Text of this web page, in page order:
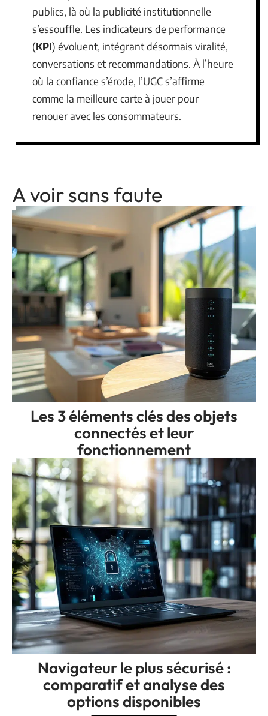
publics, là où la publicité institutionnelle
s’essouffle. Les indicateurs de performance
(KPI) évoluent, intégrant désormais viralité,
conversations et recommandations. À l’heure
où la confiance s’érode, l’UGC s’affirme
comme la meilleure carte à jouer pour
renouer avec les consommateurs.
A voir sans faute
Les 3 éléments clés des objets
connectés et leur
fonctionnement
Navigateur le plus sécurisé :
comparatif et analyse des
options disponibles